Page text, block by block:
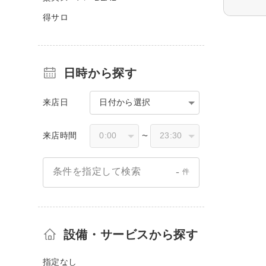
得サロ
日時から探す
来店日 日付から選択
来店時間 〜
条件を指定して検索 - 件
設備・サービスから探す
指定なし